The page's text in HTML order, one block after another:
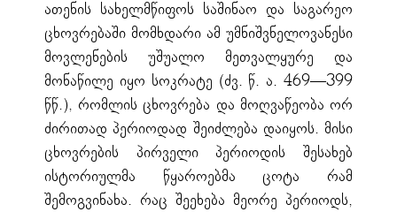
ათენის სახელმწიფოს საშინაო და საგარეო
ცხოვრებაში მომხდარი ამ უმნიშვნელოვანესი
მოვლენების უშუალო მეთვალყურე და
მონაწილე იყო სოკრატე (ძვ. წ. ა. 469—399
წწ.), რომლის ცხოვრება და მოღვაწეობა ორ
ძირითად პერიოდად შეიძლება დაიყოს. მისი
ცხოვრების პირველი პერიოდის შესახებ
ისტორიულმა წყაროებმა ცოტა რამ
შემოგვინახა. რაც შეეხება მეორე პერიოდს,